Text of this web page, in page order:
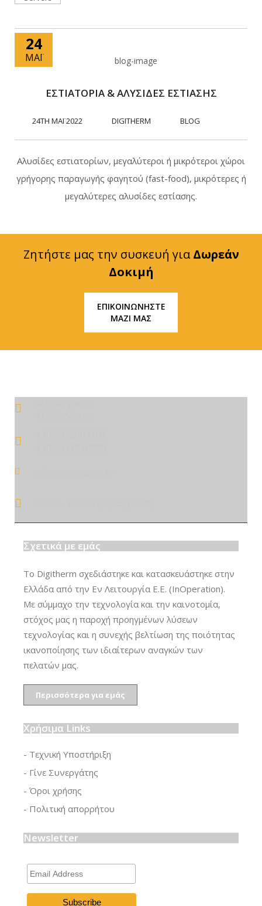
24
ΜΆΙ
ΕΣΤΙΑΤΟΡΙΑ & ΑΛΥΣΙΔΕΣ ΕΣΤΙΑΣΗΣ
24TH ΜΆΙ 2022 DIGITHERM BLOG
Αλυσίδες εστιατορίων, μεγαλύτεροι ή μικρότεροι χώροι
γρήγορης παραγωγής φαγητού (fast-food), μικρότερες ή
μεγαλύτερες αλυσίδες εστίασης.
Ζητήστε μας την συσκευή γιαΔωρεάν
Δοκιμή
ΕΠΙΚΟΙΝΩΝΗΣΤΕ
ΜΑΖΙ ΜΑΣ
Σχετικά με εμάς
Το Digitherm σχεδιάστηκε και κατασκευάστηκε στην
Ελλάδα από την Εν Λειτουργία Ε.Ε. (InOperation).
Με σύμμαχο την τεχνολογία και την καινοτομία,
στόχος μας η παροχή προηγμένων λύσεων
τεχνολογίας και η συνεχής βελτίωση της ποιότητας
ικανοποίησης των ιδιαίτερων αναγκών των
πελατών μας.
Περισσότερα για εμάς
Χρήσιμα Links
- Τεχνική Υποστήριξη
- Γίνε Συνεργάτης
- Όροι χρήσης
- Πολιτική απορρήτου
Newsletter
Email
Address